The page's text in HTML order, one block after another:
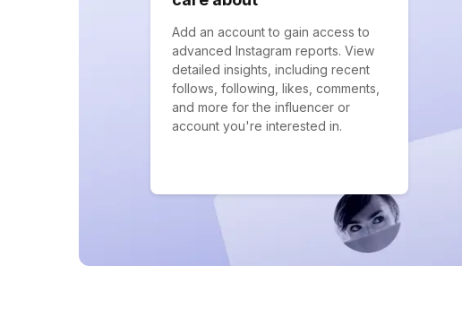
Add an account to gain access to
advanced Instagram reports. View
detailed insights, including recent
follows, following, likes, comments,
and more for the influencer or
account you're interested in.